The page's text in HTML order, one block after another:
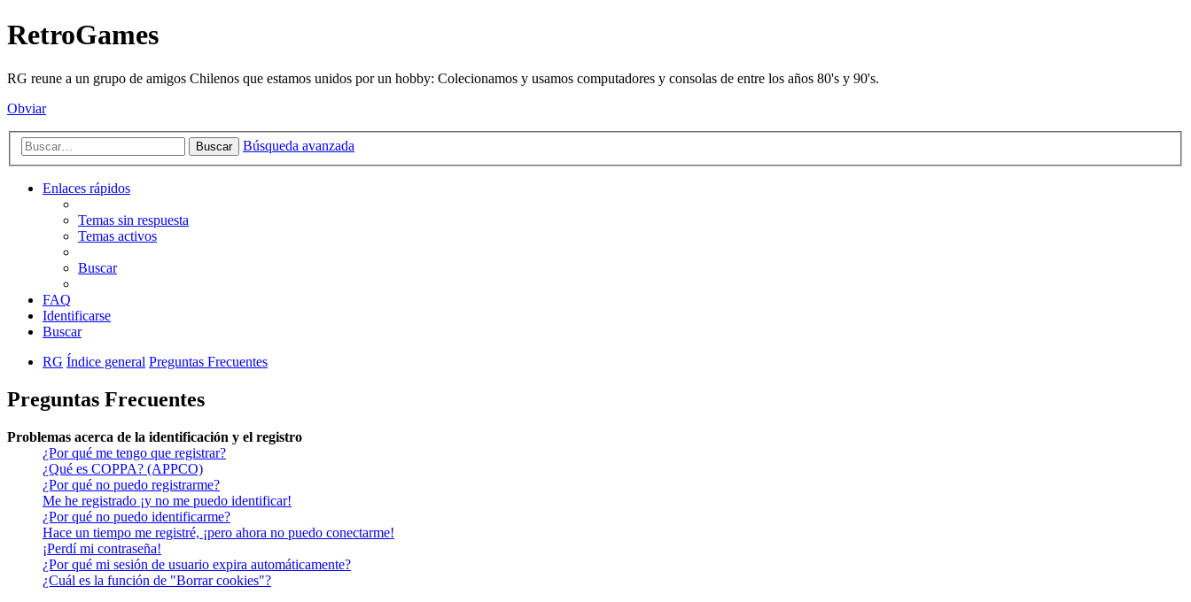
RetroGames
RG reune a un grupo de amigos Chilenos que estamos unidos por un hobby: Colecionamos y usamos computadores y consolas de entre los años 80's y 90's.
Obviar
Buscar Búsqueda avanzada
Enlaces rápidos
Temas sin respuesta
Temas activos
Buscar
FAQ
Identificarse
Buscar
RG Índice general Preguntas Frecuentes
Preguntas Frecuentes
Problemas acerca de la identificación y el registro
¿Por qué me tengo que registrar?
¿Qué es COPPA? (APPCO)
¿Por qué no puedo registrarme?
Me he registrado ¡y no me puedo identificar!
¿Por qué no puedo identificarme?
Hace un tiempo me registré, ¡pero ahora no puedo conectarme!
¡Perdí mi contraseña!
¿Por qué mi sesión de usuario expira automáticamente?
¿Cuál es la función de "Borrar cookies"?